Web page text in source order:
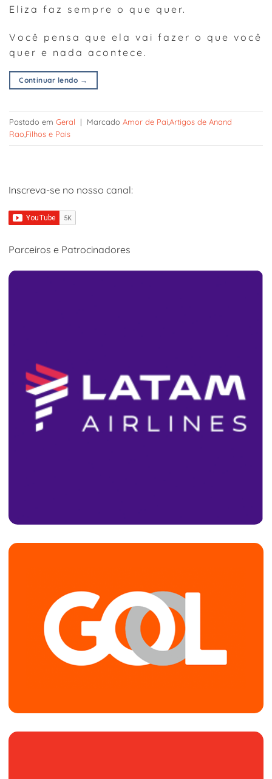
Eliza faz sempre o que quer.
Você pensa que ela vai fazer o que você
quer e nada acontece.
Continuar lendo →
Postado em Geral | Marcado Amor de PaiArtigos de Anand
Rao Filhos e Pais
Inscreva-se no nosso canal:
Parceiros e Patrocinadores